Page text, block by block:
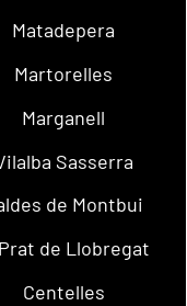
Matadepera
Martorelles
Marganell
Sasserra
de Montbui
de Llobregat
Centelles